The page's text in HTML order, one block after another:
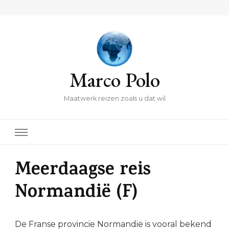
Marco Polo
Maatwerk reizen zoals u dat wil
Meerdaagse reis
Normandië (F)
De Franse provincie Normandië is vooral bekend